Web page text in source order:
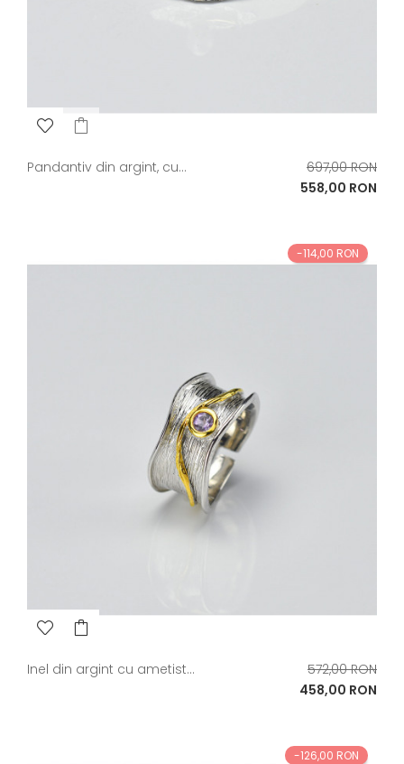
Pandantiv din argint, cu...
Pret
de
697,00 RON
Pret
558,00 RON
-114,00 RON
Inel din argint cu ametist...
Pret
de
572,00 RON
Pret
458,00 RON
-126,00 RON